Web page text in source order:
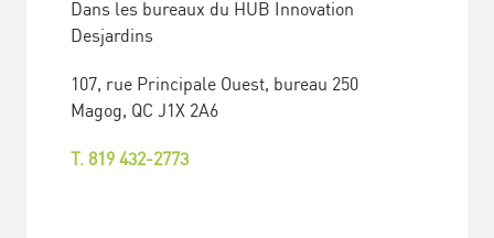
Dans les bureaux du HUB Innovation
Desjardins
107, rue Principale Ouest, bureau 250
Magog, QC J1X 2A6
T. 819 432-2773